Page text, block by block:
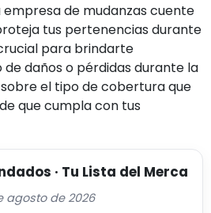
de mudanzas cuente
tus pertenencias durante
para brindarte
de daños o pérdidas durante la
el tipo de cobertura que
que cumpla con tus
· Tu Lista del Merca
agosto de 2026